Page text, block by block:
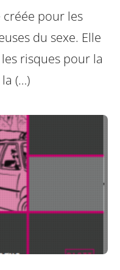
pour les
du sexe. Elle
risques pour la
(…)